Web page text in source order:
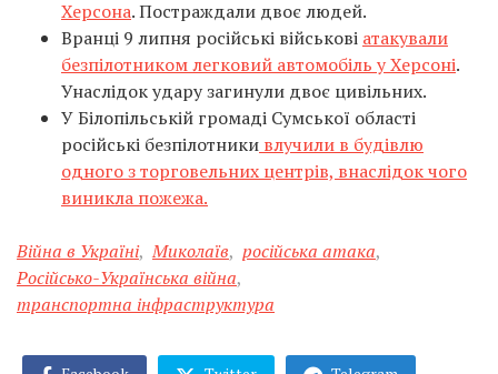
Херсона. Постраждали двоє людей.
Вранці 9 липня російські військові атакували
безпілотником легковий автомобіль у Херсоні.
Унаслідок удару загинули двоє цивільних.
У Білопільській громаді Сумської області
російські безпілотники влучили в будівлю
одного з торговельних центрів, внаслідок чого
виникла пожежа.
Війна в Україні, Миколаїв, російська атака,
Російсько-Українська війна,
транспортна інфраструктура